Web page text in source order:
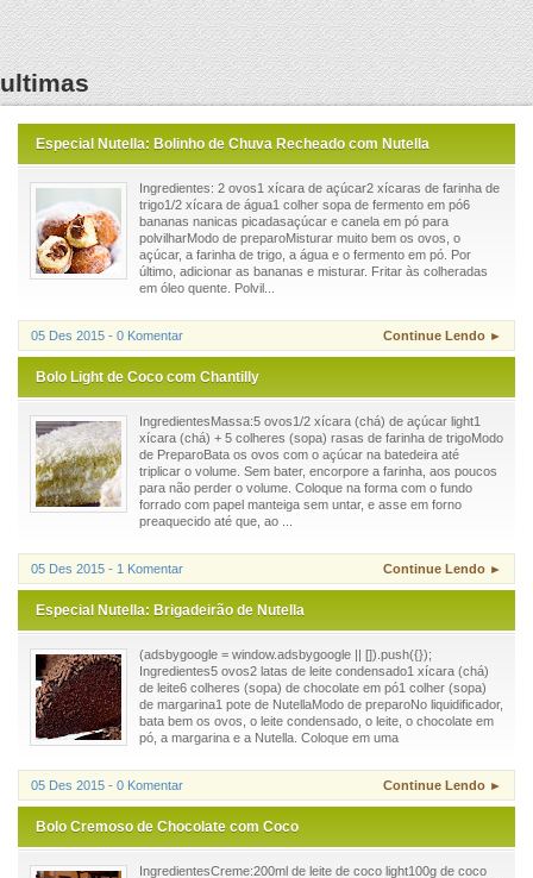
ultimas
Especial Nutella: Bolinho de Chuva Recheado com Nutella
Ingredientes: 2 ovos1 xícara de açúcar2 xícaras de farinha de
trigo1/2 xícara de água1 colher sopa de fermento em pó6
bananas nanicas picadasaçúcar e canela em pó para
polvilharModo de preparoMisturar muito bem os ovos, o
açúcar, a farinha de trigo, a água e o fermento em pó. Por
último, adicionar as bananas e misturar. Fritar às colheradas
em óleo quente. Polvil...
05 Des 2015 - 0 Komentar Continue Lendo ►
Bolo Light de Coco com Chantilly
IngredientesMassa:5 ovos1/2 xícara (chá) de açúcar light1
xícara (chá) + 5 colheres (sopa) rasas de farinha de trigoModo
de PreparoBata os ovos com o açúcar na batedeira até
triplicar o volume. Sem bater, encorpore a farinha, aos poucos
para não perder o volume. Coloque na forma com o fundo
forrado com papel manteiga sem untar, e asse em forno
preaquecido até que, ao ...
05 Des 2015 - 1 Komentar Continue Lendo ►
Especial Nutella: Brigadeirão de Nutella
(adsbygoogle = window.adsbygoogle || []).push({});
Ingredientes5 ovos2 latas de leite condensado1 xícara (chá)
de leite6 colheres (sopa) de chocolate em pó1 colher (sopa)
de margarina1 pote de NutellaModo de preparoNo liquidificador,
bata bem os ovos, o leite condensado, o leite, o chocolate em
pó, a margarina e a Nutella. Coloque em uma
05 Des 2015 - 0 Komentar Continue Lendo ►
Bolo Cremoso de Chocolate com Coco
IngredientesCreme:200ml de leite de coco light100g de coco